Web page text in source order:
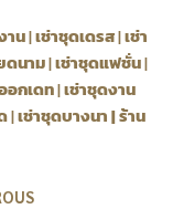
าน|เช่าชุดเดรส|เช่า
ดนาม|เช่าชุดแฟชั่น|
อกเดท|เช่าชุดงาน
|เช่าชุดบางนา|ร้าน